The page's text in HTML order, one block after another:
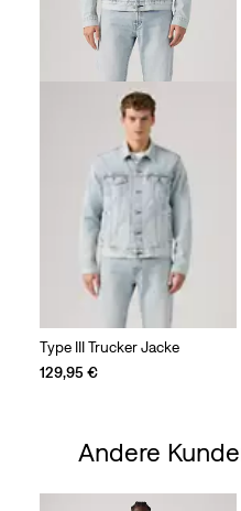
Type III Trucker Jacke
129,95 €
Andere